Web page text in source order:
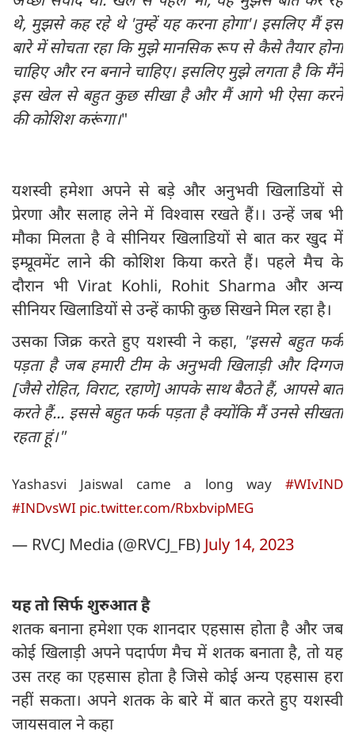
थे, मुझसे कह रहे थे 'तुम्हें यह करना होगा'। इसलिए मैं इस
बारे में सोचता रहा कि मुझे मानसिक रूप से कैसे तैयार होना
चाहिए और रन बनाने चाहिए। इसलिए मुझे लगता है कि मैंने
इस खेल से बहुत कुछ सीखा है और मैं आगे भी ऐसा करने
की कोशिश करूंगा।"
यशस्वी हमेशा अपने से बड़े और अनुभवी खिलाडियों से
प्रेरणा और सलाह लेने में विश्वास रखते हैं।। उन्हें जब भी
मौका मिलता है वे सीनियर खिलाडियों से बात कर खुद में
इम्प्रूवमेंट लाने की कोशिश किया करते हैं। पहले मैच के
दौरान भी Virat Kohli, Rohit Sharma और अन्य
सीनियर खिलाडियों से उन्हें काफी कुछ सिखने मिल रहा है।
उसका जिक्र करते हुए यशस्वी ने कहा, "इससे बहुत फर्क
पड़ता है जब हमारी टीम के अनुभवी खिलाड़ी और दिग्गज
[जैसे रोहित, विराट, रहाणे] आपके साथ बैठते हैं, आपसे बात
करते हैं... इससे बहुत फर्क पड़ता है क्योंकि मैं उनसे सीखता
रहता हूं।"
Yashasvi Jaiswal came a long way #WIvIND
#INDvsWI pic.twitter.com/RbxbvipMEG
— RVCJ Media (@RVCJ_FB) July 14, 2023
यह तो सिर्फ शुरुआत है
शतक बनाना हमेशा एक शानदार एहसास होता है और जब
कोई खिलाड़ी अपने पदार्पण मैच में शतक बनाता है, तो यह
उस तरह का एहसास होता है जिसे कोई अन्य एहसास हरा
नहीं सकता। अपने शतक के बारे में बात करते हुए यशस्वी
जायसवाल ने कहा